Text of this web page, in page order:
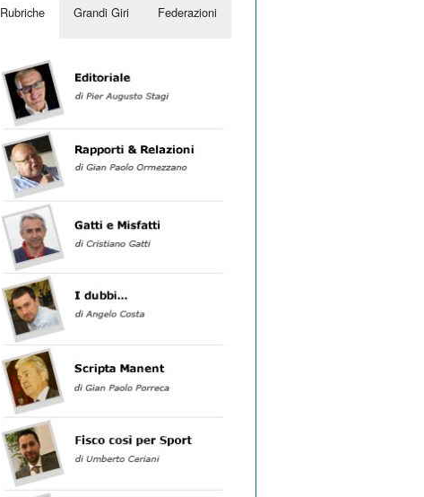
Rubriche Grandi Giri Federazioni